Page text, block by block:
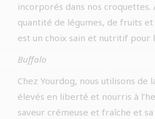
incorporés dans nos croquettes.
quantité de légumes, de fruits et
est un choix sain et nutritif pour
Buffalo
Chez Yourdog, nous utilisons de
élevés en liberté et nourris à
saveur crémeuse et fraîche et